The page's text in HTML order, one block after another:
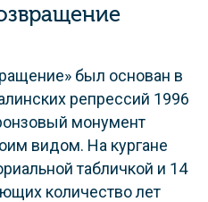
был основан в
репрессий 1996
монумент
видом. На кургане
табличкой и 14
количество лет